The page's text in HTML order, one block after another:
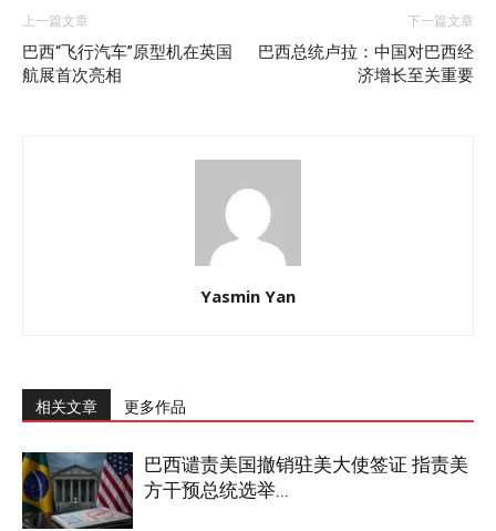
上一篇文章
巴西“飞行汽车”原型机在英国
航展首次亮相
下一篇文章
巴西总统卢拉：中国对巴西经
济增长至关重要
Yasmin Yan
相关文章 更多作品
巴西谴责美国撤销驻美大使签证 指责美
方干预总统选举...